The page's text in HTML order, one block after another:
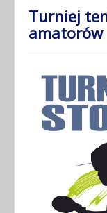
Turniej
amatorów